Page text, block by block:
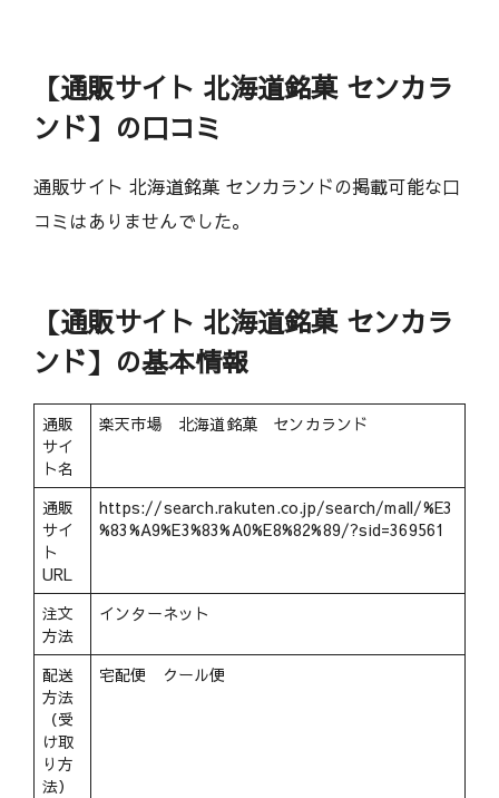
【通販サイト 北海道銘菓 センカラ
ンド】の口コミ
通販サイト 北海道銘菓 センカランドの掲載可能な口
コミはありませんでした。
【通販サイト 北海道銘菓 センカラ
ンド】の基本情報
通販
サイ
ト名
楽天市場 北海道銘菓 センカランド
通販
サイ
ト
URL
https://search.rakuten.co.jp/search/mall/%E3
%83%A9%E3%83%A0%E8%82%89/?sid=369561
注文
方法
インターネット
配送
方法
（受
け取
り方
法）
宅配便 クール便